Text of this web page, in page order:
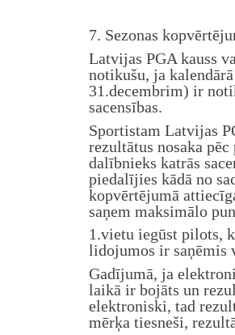
7. Sezonas
Latvijas PGA kauss
notikušu, ja
31.decembrim) ir
sacensības.
Sportistam Latvijas
rezultātus nosaka
dalībnieks katrās
piedalījies kādā no
kopvērtējumā
saņem maksimālo
1.vietu iegūst pilots,
lidojumos ir saņēmis
Gadījumā, ja
laikā ir bojāts un
elektroniski, tad
mērķa tiesneši,